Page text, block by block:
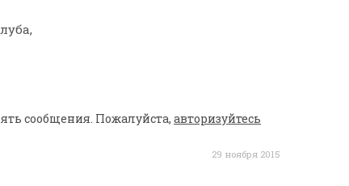
сообщения. Пожалуйста, авторизуйтесь
29 ноября 2015